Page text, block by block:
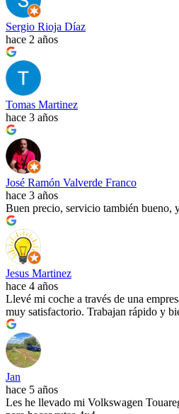
Sergio Rioja Díaz
hace 2 años
Tomas Martinez
hace 3 años
José Ramón Valverde Franco
hace 3 años
Buen precio, servicio también bueno,
Jesus Martinez
hace 4 años
Llevé mi coche a través de una
muy satisfactorio. Trabajan rápido y
Jan
hace 5 años
Les he llevado mi Volkswagen